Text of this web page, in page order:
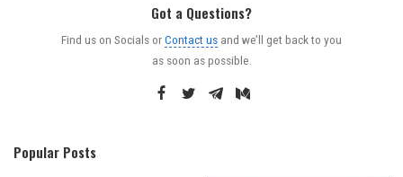
Got a Questions?
Find us on Socials orContact us and we’ll get back to you
as soon as possible.
Popular Posts